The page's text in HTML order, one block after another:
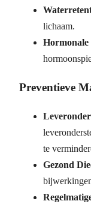
lichaam.
Hormonale
Preventieve
te
Gezond